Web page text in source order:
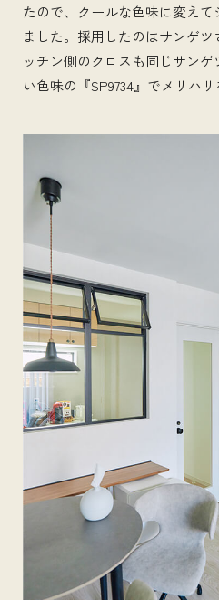
たので、クールな色味に変え
ました。採用したのはサンゲツ
ッチン側のクロスも同じサン
い色味の『SP9734』でメリハリ